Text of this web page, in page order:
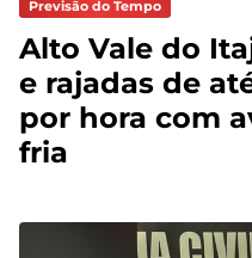
Previsão do Tempo
Alto Vale do
e rajadas de
por hora com
fria